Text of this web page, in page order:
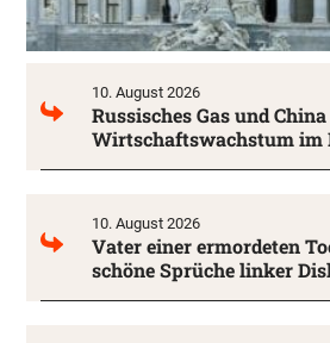
10. August 2026
Russisches Gas und
Wirtschaftswachstum im
10. August 2026
Vater einer ermordeten
schöne Sprüche linker